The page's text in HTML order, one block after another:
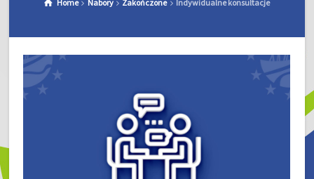
Home Nabory Zakończone Indywidualne konsultacje